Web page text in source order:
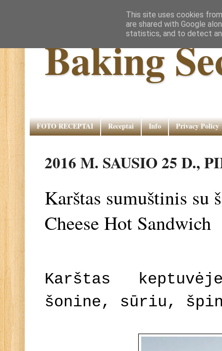
Baking
FOTO RECEPTAI Receptai Info Privacy Policy
2016 M. SAUSIO 25 D.,
Karštas sumuštinis su
Cheese Hot Sandwich
Karštas
šonine, sūriu,
This site uses cookies
are shared with Google
statistics, and to detect